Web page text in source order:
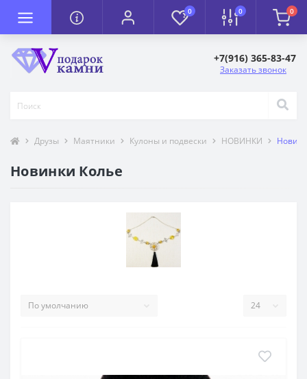
0 0 0
+7(916) 365-83-47
Заказать звонок
Друзы Маятники Кулоны и подвески НОВИНКИ
Новинки Колье